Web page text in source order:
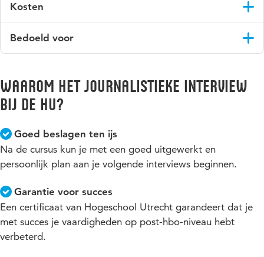
Kosten
Bedoeld voor
Waarom Het journalistieke interview
bij de HU?
Goed beslagen ten ijs
Na de cursus kun je met een goed uitgewerkt en
persoonlijk plan aan je volgende interviews beginnen.
Garantie voor succes
Een certificaat van Hogeschool Utrecht garandeert dat je
met succes je vaardigheden op post-hbo-niveau hebt
verbeterd.